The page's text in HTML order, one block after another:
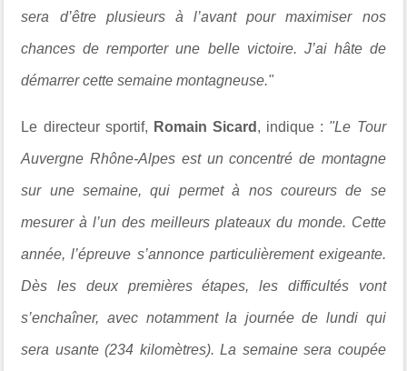
sera d’être plusieurs à l’avant pour maximiser nos
chances de remporter une belle victoire. J’ai hâte de
démarrer cette semaine montagneuse."
Le directeur sportif, Romain Sicard , indique : "Le Tour
Auvergne Rhône-Alpes est un concentré de montagne
sur une semaine, qui permet à nos coureurs de se
mesurer à l’un des meilleurs plateaux du monde. Cette
année, l’épreuve s’annonce particulièrement exigeante.
Dès les deux premières étapes, les difficultés vont
s’enchaîner, avec notamment la journée de lundi qui
sera usante (234 kilomètres). La semaine sera coupée